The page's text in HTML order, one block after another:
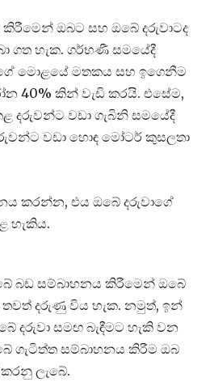
කිරීමෙන් ඔබට සහ ඔබේ දරුවාටද
ගත හැක. ගර්භණී සමයේදී
මොළයේ මතකය සහ ඉගෙනීම
40% කින් වැඩි කරයි. එසේම,
දරුවන්ට වඩා ගැබිනි සමයේදී
වඩා හොඳ මෝටර් කුසලතා
කරන්න, එය ඔබේ දරුවාගේ
හැකිය.
බඩ සම්බාහනය කිරීමෙන් ඔබේ
දරුණු විය හැක. නමුත්, ඉන්
දරුවා සමඟ බැඳීමට හැකි වන
ගැටිත්ත සම්බාහනය කිරීම ඔබ
ලැබේ.